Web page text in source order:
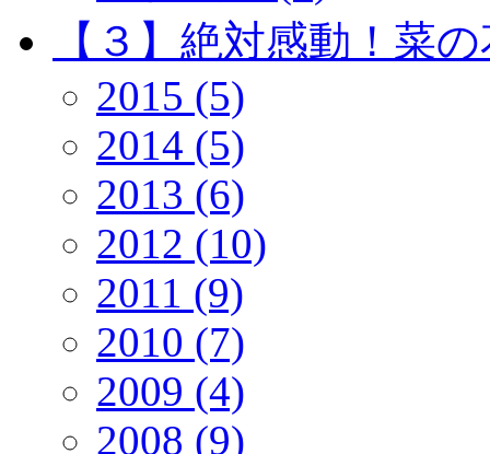
【３】絶対感動！菜
2015 (5)
2014 (5)
2013 (6)
2012 (10)
2011 (9)
2010 (7)
2009 (4)
2008 (9)